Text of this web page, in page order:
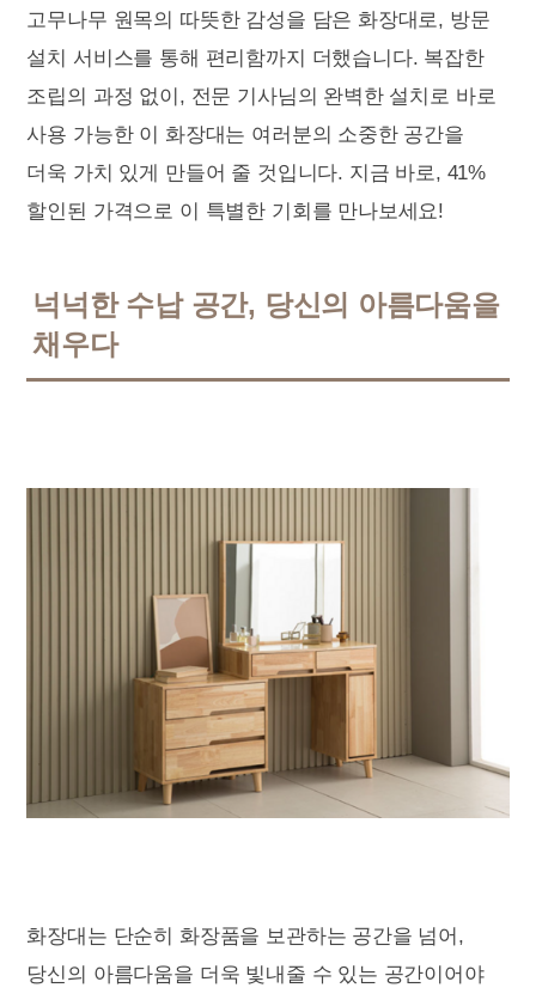
고무나무 원목의 따뜻한 감성을 담은 화장대로, 방문
설치 서비스를 통해 편리함까지 더했습니다. 복잡한
조립의 과정 없이, 전문 기사님의 완벽한 설치로 바로
사용 가능한 이 화장대는 여러분의 소중한 공간을
더욱 가치 있게 만들어 줄 것입니다. 지금 바로, 41%
할인된 가격으로 이 특별한 기회를 만나보세요!
넉넉한 수납 공간, 당신의 아름다움을
채우다
화장대는 단순히 화장품을 보관하는 공간을 넘어,
당신의 아름다움을 더욱 빛내줄 수 있는 공간이어야